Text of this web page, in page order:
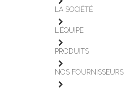
LA SOCIÉTÉ
L'ÉQUIPE
PRODUITS
NOS FOURNISSEURS